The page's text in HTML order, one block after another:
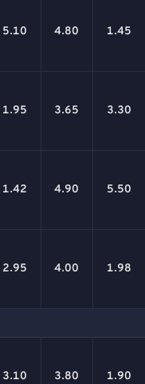
5.10 4.80 1.45
1.95 3.65 3.30
1.42 4.90 5.50
2.95 4.00 1.98
3.10 3.80 1.90